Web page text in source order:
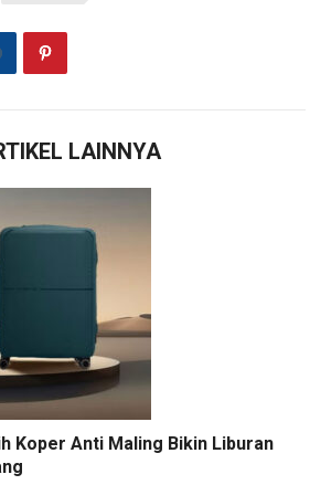
LAINNYA
Koper Anti Maling Bikin Liburan